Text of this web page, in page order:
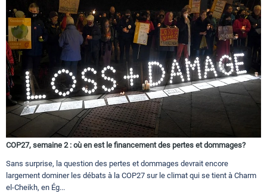
COP27, semaine 2 : où en est le financement des pertes et dommages?
Sans surprise, la question des pertes et dommages devrait encore
largement dominer les débats à la COP27 sur le climat qui se tient à Charm
el-Cheikh, en Ég...